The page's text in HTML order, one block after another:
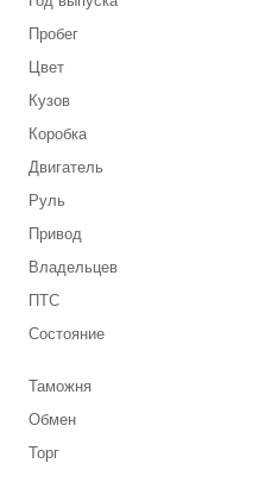
Пробег
Цвет
Кузов
Коробка
Двигатель
Руль
Привод
Владельцев
ПТС
Состояние
Таможня
Обмен
Торг